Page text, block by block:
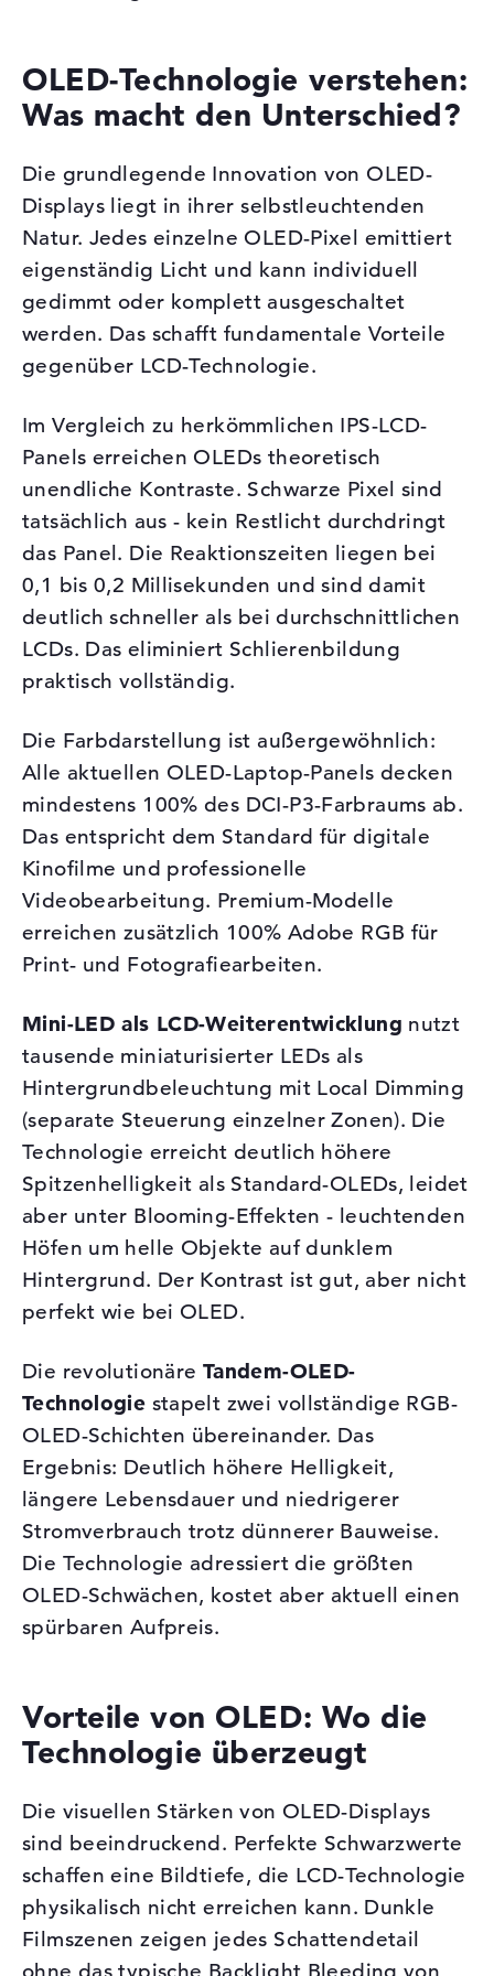
OLED-Technologie verstehen:
Was macht den Unterschied?
Die grundlegende Innovation von OLED-
Displays liegt in ihrer selbstleuchtenden
Natur. Jedes einzelne OLED-Pixel emittiert
eigenständig Licht und kann individuell
gedimmt oder komplett ausgeschaltet
werden. Das schafft fundamentale Vorteile
gegenüber LCD-Technologie.
Im Vergleich zu herkömmlichen IPS-LCD-
Panels erreichen OLEDs theoretisch
unendliche Kontraste. Schwarze Pixel sind
tatsächlich aus - kein Restlicht durchdringt
das Panel. Die Reaktionszeiten liegen bei
0,1 bis 0,2 Millisekunden und sind damit
deutlich schneller als bei durchschnittlichen
LCDs. Das eliminiert Schlierenbildung
praktisch vollständig.
Die Farbdarstellung ist außergewöhnlich:
Alle aktuellen OLED-Laptop-Panels decken
mindestens 100% des DCI-P3-Farbraums ab.
Das entspricht dem Standard für digitale
Kinofilme und professionelle
Videobearbeitung. Premium-Modelle
erreichen zusätzlich 100% Adobe RGB für
Print- und Fotografiearbeiten.
Mini-LED als LCD-Weiterentwicklung nutzt
tausende miniaturisierter LEDs als
Hintergrundbeleuchtung mit Local Dimming
(separate Steuerung einzelner Zonen). Die
Technologie erreicht deutlich höhere
Spitzenhelligkeit als Standard-OLEDs, leidet
aber unter Blooming-Effekten - leuchtenden
Höfen um helle Objekte auf dunklem
Hintergrund. Der Kontrast ist gut, aber nicht
perfekt wie bei OLED.
Die revolutionäre Tandem-OLED-
Technologie stapelt zwei vollständige RGB-
OLED-Schichten übereinander. Das
Ergebnis: Deutlich höhere Helligkeit,
längere Lebensdauer und niedrigerer
Stromverbrauch trotz dünnerer Bauweise.
Die Technologie adressiert die größten
OLED-Schwächen, kostet aber aktuell einen
spürbaren Aufpreis.
Vorteile von OLED: Wo die
Technologie überzeugt
Die visuellen Stärken von OLED-Displays
sind beeindruckend. Perfekte Schwarzwerte
schaffen eine Bildtiefe, die LCD-Technologie
physikalisch nicht erreichen kann. Dunkle
Filmszenen zeigen jedes Schattendetail